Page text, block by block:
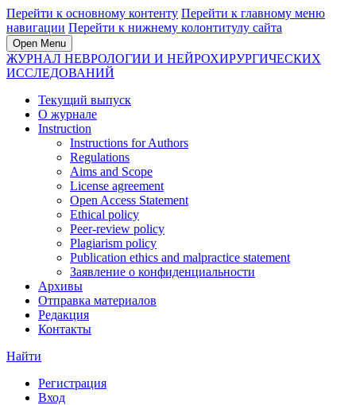
Перейти к основному контенту Перейти к главному меню
навигации Перейти к нижнему колонтитулу сайта
Open Menu
ЖУРНАЛ НЕВРОЛОГИИ И НЕЙРОХИРУРГИЧЕСКИХ
ИССЛЕДОВАНИЙ
Текущий выпуск
О журнале
Instruction
Instructions for Authors
Regulations
Aims and Scope
License agreement
Open Access Statement
Ethical policy
Peer-review policy
Plagiarism policy
Publication ethics and malpractice statement
Заявление о конфиденциальности
Архивы
Отправка материалов
Редакция
Контакты
Найти
Регистрация
Вход